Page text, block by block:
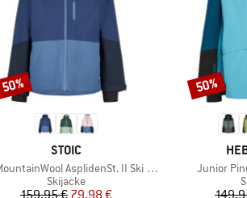
MARKE
STOIC
AsplidenSt. II Ski Jacket
Produktgruppe
Skijacke
Preis
reduzierter Preis
50%
Artikel
Junior
Rabatt
50%